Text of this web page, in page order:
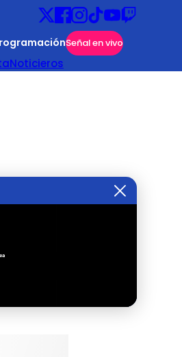
Señal en vivo
Noticieros